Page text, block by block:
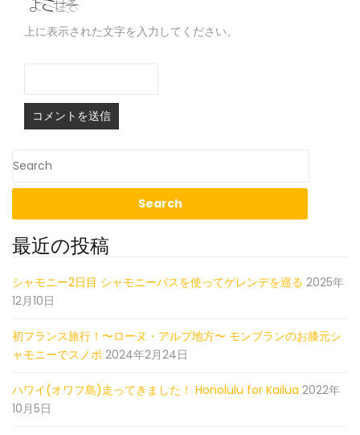
上に表示された文字を入力してください。
最近の投稿
シャモニー2日目 シャモニーバスを使ってゲレンデを巡る 2025年
12月10日
初フランス旅行！〜ローヌ・アルプ地方〜 モンブランのお膝元シ
ャモニーでスノボ 2024年2月24日
ハワイ(オワフ島)走ってきました！ Honolulu for Kailua 2022年
10月5日